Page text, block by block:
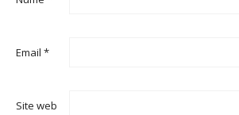
Email *
Site web